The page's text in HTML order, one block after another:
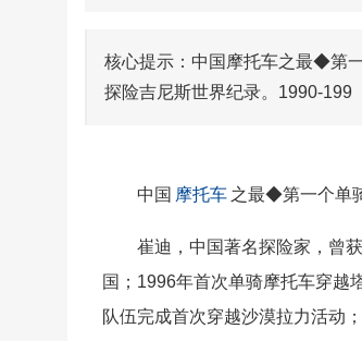
核心提示：中国摩托车之最◆第
探险吉尼斯世界纪录。1990-199
中国 摩托车 之最◆第一个单
崔迪，中国著名探险家，曾
国；1996年首次单骑摩托车穿越
队伍完成首次穿越沙漠拉力活动